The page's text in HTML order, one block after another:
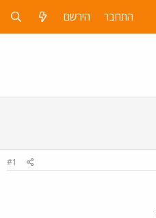
התחבר הירשם
#1